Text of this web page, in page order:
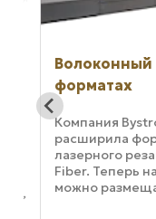
Волоконный
форматах
Компания
расширила
лазерного
Fiber. Теперь на
можно